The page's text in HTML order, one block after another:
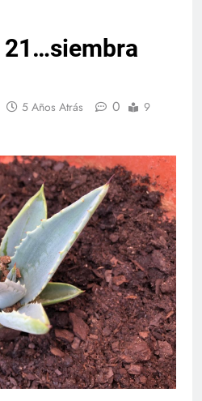
21…siembra
5 Años Atrás 0
9